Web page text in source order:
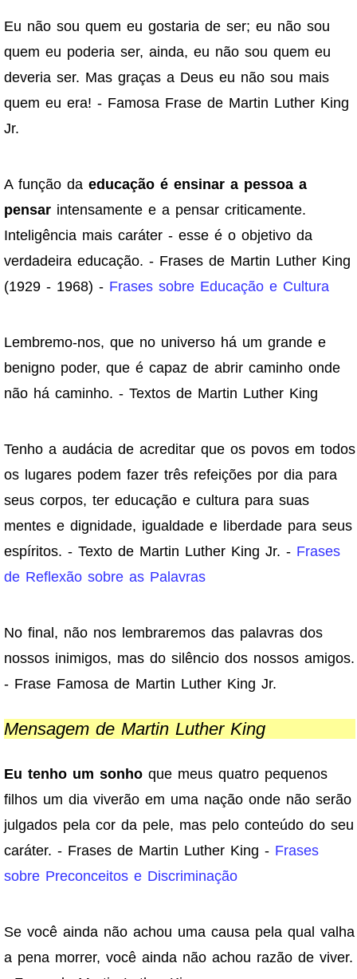
Eu não sou quem eu gostaria de ser; eu não sou
quem eu poderia ser, ainda, eu não sou quem eu
deveria ser. Mas graças a Deus eu não sou mais
quem eu era! - Famosa Frase de Martin Luther King
Jr.
A função da educação é ensinar a pessoa a
pensar intensamente e a pensar criticamente.
Inteligência mais caráter - esse é o objetivo da
verdadeira educação. - Frases de Martin Luther King
(1929 - 1968) - Frases sobre Educação e Cultura
Lembremo-nos, que no universo há um grande e
benigno poder, que é capaz de abrir caminho onde
não há caminho. - Textos de Martin Luther King
Tenho a audácia de acreditar que os povos em todos
os lugares podem fazer três refeições por dia para
seus corpos, ter educação e cultura para suas
mentes e dignidade, igualdade e liberdade para seus
espíritos. - Texto de Martin Luther King Jr. - Frases
de Reflexão sobre as Palavras
No final, não nos lembraremos das palavras dos
nossos inimigos, mas do silêncio dos nossos amigos.
- Frase Famosa de Martin Luther King Jr.
Mensagem de Martin Luther King
Eu tenho um sonho que meus quatro pequenos
filhos um dia viverão em uma nação onde não serão
julgados pela cor da pele, mas pelo conteúdo do seu
caráter. - Frases de Martin Luther King - Frases
sobre Preconceitos e Discriminação
Se você ainda não achou uma causa pela qual valha
a pena morrer, você ainda não achou razão de viver.